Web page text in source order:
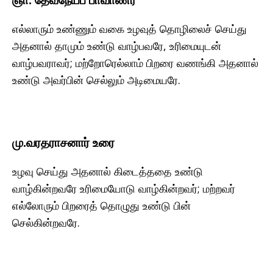
எல்லாரும் உண்ணும் வகை உழவுத் தொழிலைச் செய்து
அதனால் தாமும் உண்டு வாழ்பவரே, உரிமையுடன்
வாழ்பவராவர்; மற்றோரெல்லாம் பிறரை வணங்கி அதனால்
உண்டு அவர்பின் செல்லும் அடிமையரே.
மு.வரதராசனார் உரை
உழவு செய்து அதனால் கிடைத்ததை உண்டு
வாழ்கின்றவரே உரிமையோடு வாழ்கின்றவர்; மற்றவர்
எல்லோரும் பிறரைத் தொழுது உண்டு பின்
செல்கின்றவரே.